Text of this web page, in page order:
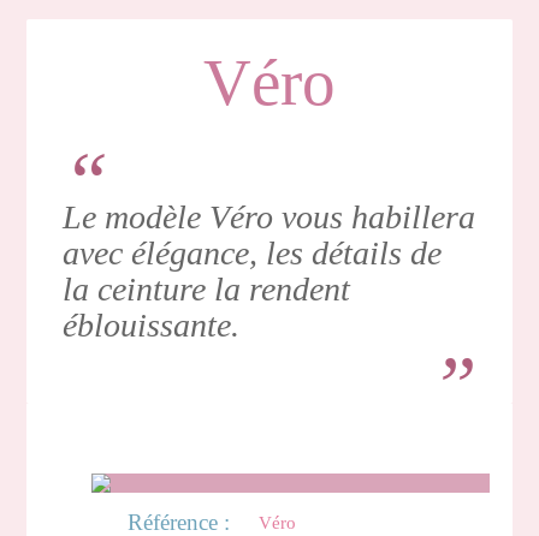
Véro
Le modèle Véro vous habillera
avec élégance, les détails de
la ceinture la rendent
éblouissante.
Référence : Véro